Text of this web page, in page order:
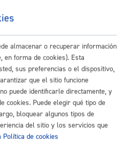
2026
26/2026
(aho batno / unanimidad)
control contrato limpieza
control contrato limpieza
almacenar o recuperar información
en forma de cookies). Esta
sus preferencias o el dispositivo,
que el sitio funcione
puede identificarle directamente, y
cookies. Puede elegir qué tipo de
bloquear algunos tipos de
del sitio y los servicios que
Política de cookies